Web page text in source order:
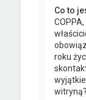
Co to
roku